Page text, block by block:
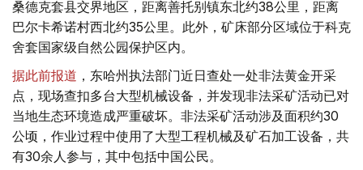
桑德克套县交界地区，距离善托别镇东北约38公里，距离
巴尔卡希诺村西北约35公里。此外，矿床部分区域位于科克
舍套国家级自然公园保护区内。
据此前报道 ，东哈州执法部门近日查处一处非法黄金开采
点，现场查扣多台大型机械设备，并发现非法采矿活动已对
当地生态环境造成严重破坏。非法采矿活动涉及面积约30
公顷，作业过程中使用了大型工程机械及矿石加工设备，共
有30余人参与，其中包括中国公民。